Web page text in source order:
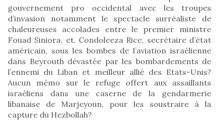
gouvernement pro occidental avec les troupes
d’invasion notamment le spectacle surréaliste de
chaleureuses accolades entre le premier ministre
Fouad Siniora, et, Condoleeza Rice, secrétaire d’état
américain, sous les bombes de l’aviation israélienne
dans Beyrouth dévastée par les bombardements de
l’ennemi du Liban et meilleur allié des Etats-Unis?
Aucun mémo sur le refuge offert aux assaillants
israéliens dans une caserne de la gendarmerie
libanaise de Marjeyoun, pour les soustraire à la
capture du Hezbollah?